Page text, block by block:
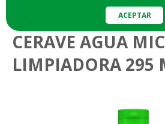
ACEPTAR
CERAVE AGUA
LIMPIADORA 295